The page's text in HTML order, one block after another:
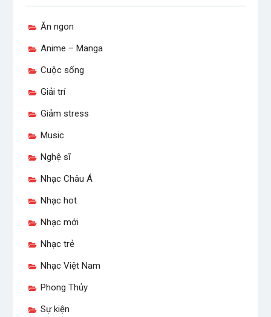
Ăn ngon
Anime – Manga
Cuộc sống
Giải trí
Giảm stress
Music
Nghệ sĩ
Nhạc Châu Á
Nhạc hot
Nhạc mới
Nhạc trẻ
Nhạc Việt Nam
Phong Thủy
Sự kiện